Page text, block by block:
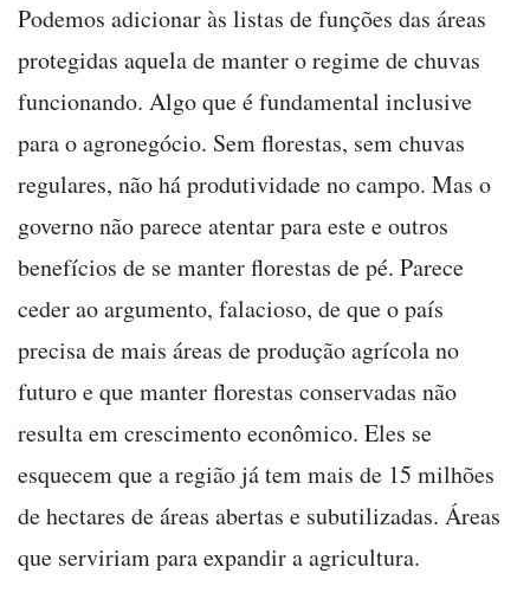
Podemos adicionar às listas de funções das áreas
protegidas aquela de manter o regime de chuvas
funcionando. Algo que é fundamental inclusive
para o agronegócio. Sem florestas, sem chuvas
regulares, não há produtividade no campo. Mas o
governo não parece atentar para este e outros
benefícios de se manter florestas de pé. Parece
ceder ao argumento, falacioso, de que o país
precisa de mais áreas de produção agrícola no
futuro e que manter florestas conservadas não
resulta em crescimento econômico. Eles se
esquecem que a região já tem mais de 15 milhões
de hectares de áreas abertas e subutilizadas. Áreas
que serviriam para expandir a agricultura.